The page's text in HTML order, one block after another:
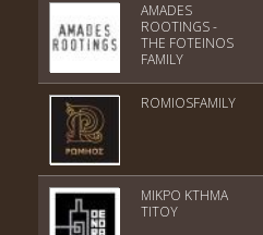
AMADES
ROOTINGS -
THE FOTEINOS
FAMILY
ROMIOSFAMILY
ΜΙΚΡΟ ΚΤΗΜΑ
ΤΙΤΟΥ